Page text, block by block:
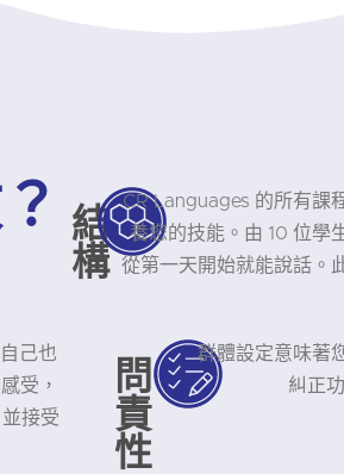
結
構
CR Languages 的所有課
養您的技能。由 10 位學
從第一天開始就能說話。
己也
受，
接受
問
責
性
群體設定意味著
糾正